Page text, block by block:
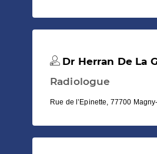
Dr Herran De La
Radiologue
Rue de l’Epinette, 77700